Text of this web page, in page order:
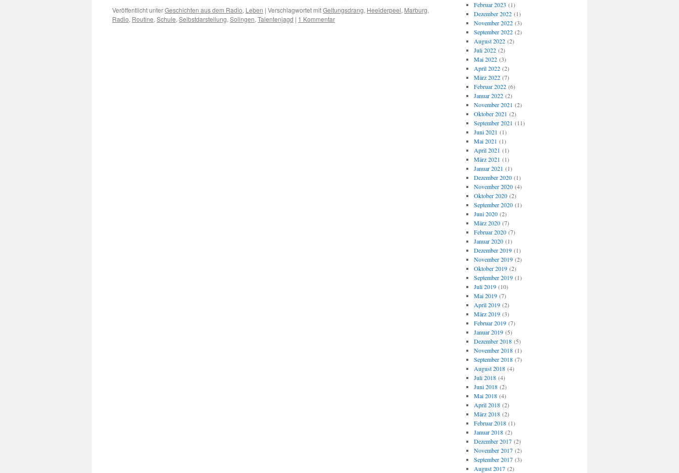
Veröffentlicht unterGeschichten aus dem Radio, Leben | Verschlagwortet mitGeltungsdrang, Heelderpeel, Marburg,
Radio, Routine, Schule, Selbstdarstellung, Solingen, Talentenjagd | 1 Kommentar
Februar 2023 (1)
Dezember 2022(1)
November 2022(3)
September 2022(2)
August 2022(2)
Juli 2022(2)
Mai 2022(3)
April 2022(2)
März 2022(7)
Februar 2022(6)
Januar 2022(2)
November 2021 (2)
Oktober 2021 (2)
September 2021 (11)
Juni 2021 (1)
Mai 2021 (1)
April 2021 (1)
März 2021 (1)
Januar 2021 (1)
Dezember 2020(1)
November 2020(4)
Oktober 2020(2)
September 2020(1)
Juni 2020(2)
März 2020(7)
Februar 2020(7)
Januar 2020(1)
Dezember 2019(1)
November 2019(2)
Oktober 2019(2)
September 2019(1)
Juli 2019(10)
Mai 2019(7)
April 2019(2)
März 2019(3)
Februar 2019(7)
Januar 2019(5)
Dezember 2018(5)
November 2018(1)
September 2018(7)
August 2018(4)
Juli 2018(4)
Juni 2018(2)
Mai 2018(4)
April 2018(2)
März 2018(2)
Februar 2018(1)
Januar 2018(2)
Dezember 2017(2)
November 2017(2)
September 2017(3)
August 2017(2)